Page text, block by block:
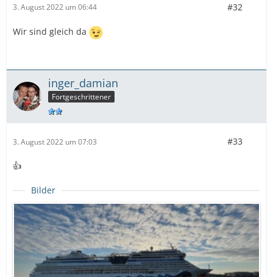
3. August 2022 um 06:44 #32
Wir sind gleich da
inger_damian
Fortgeschrittener
3. August 2022 um 07:03 #33
👍
Bilder